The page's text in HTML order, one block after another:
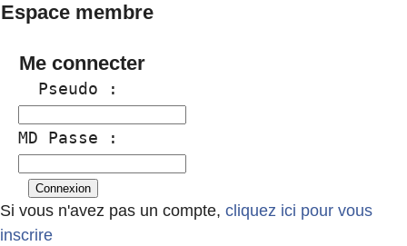
Espace membre
Me connecter
  Pseudo :
MD Passe :
Si vous n'avez pas un compte, cliquez ici pour vous
inscrire